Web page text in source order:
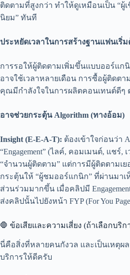
ติดตามที่สูงกว่า ทำให้ดูเหมือนเป็น “ผู้
นิยม” ทันที
ประหยัดเวลาในการสร้างฐานแฟนเริ่
การรอให้ผู้ติดตามเพิ่มขึ้นแบบออร์แกนิ
อาจใช้เวลาหลายเดือน การซื้อผู้ติดตา
คุณมีกำลังใจในการผลิตคอนเทนต์ดีๆ
อาจช่วยกระตุ้น Algorithm (ทางอ้อม)
Insight (E-E-A-T): ต้องเข้าใจก่อนว่า
“Engagement” (ไลค์, คอมเมนต์, แชร์,
“จำนวนผู้ติดตาม” แต่การมีผู้ติดตามเ
กระตุ้นให้ “ผู้ชมออร์แกนิก” ที่ผ่านมา
ส่วนร่วมมากขึ้น เมื่อคลิปมี
ส่งคลิปนั้นไปยังหน้า FYP (For You
🛑 ข้อเสียและความเสี่ยง (ถ้าเลือกบริก
นี่คือสิ่งที่หลายคนกังวล และเป็นเหตุผ
บริการให้ดีครับ